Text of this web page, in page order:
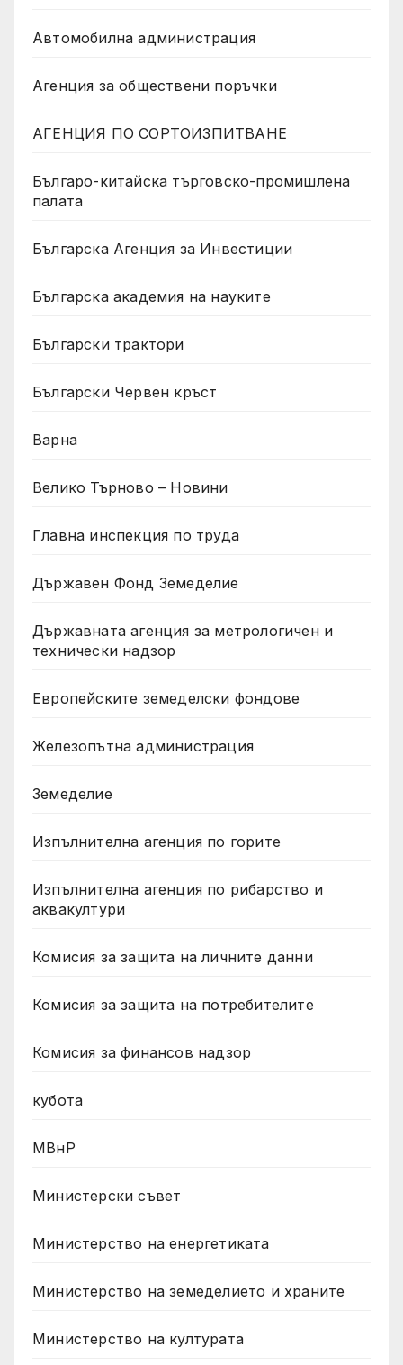
Автомобилна администрация
Агенция за обществени поръчки
АГЕНЦИЯ ПО СОРТОИЗПИТВАНЕ
Българо-китайска търговско-промишлена
палата
Българска Агенция за Инвестиции
Българска академия на науките
Български трактори
Български Червен кръст
Варна
Велико Търново – Новини
Главна инспекция по труда
Държавен Фонд Земеделие
Държавната агенция за метрологичен и
технически надзор
Европейските земеделски фондове
Железопътна администрация
Земеделие
Изпълнителна агенция по горите
Изпълнителна агенция по рибарство и
аквакултури
Комисия за защита на личните данни
Комисия за защита на потребителите
Комисия за финансов надзор
кубота
МВнР
Министерски съвет
Министерство на енергетиката
Министерство на земеделието и храните
Министерство на културата